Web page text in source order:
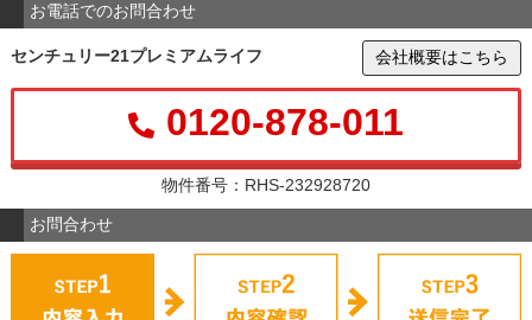
お電話でのお問合わせ
センチュリー21プレミアムライフ 会社概要はこちら
0120-878-011
物件番号：RHS-232928720
お問合わせ